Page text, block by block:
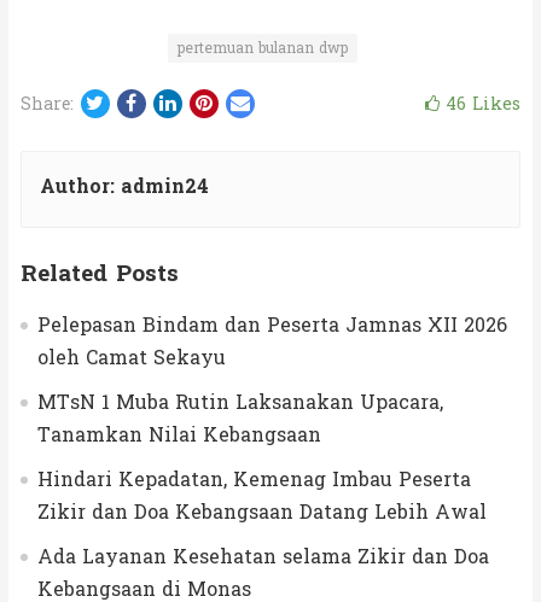
pertemuan bulanan dwp
Share: Twitter
Facebook
LinkedIn
Pinterest
Email 46 Likes
Author: admin24
Related Posts
Pelepasan Bindam dan Peserta Jamnas XII 2026
oleh Camat Sekayu
MTsN 1 Muba Rutin Laksanakan Upacara,
Tanamkan Nilai Kebangsaan
Hindari Kepadatan, Kemenag Imbau Peserta
Zikir dan Doa Kebangsaan Datang Lebih Awal
Ada Layanan Kesehatan selama Zikir dan Doa
Kebangsaan di Monas